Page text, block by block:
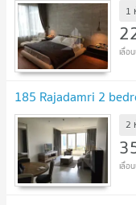
1
185 Rajadamri 2
2